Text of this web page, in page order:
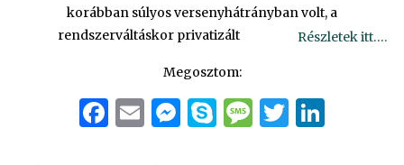
korábban súlyos versenyhátrányban volt, a
rendszerváltáskor privatizált
Részletek itt….
Megosztom:
Facebook
EmailMessenger
Skype
Message
Twitter